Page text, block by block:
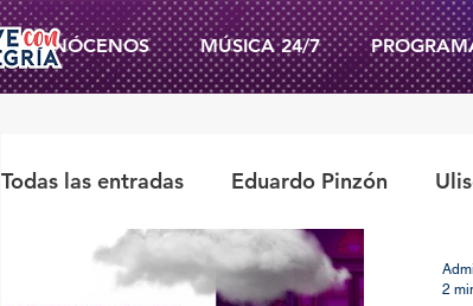
CONÓCENOS MÚSICA 24/7
Todas las entradas Eduardo Pinzón
Miguel Ángel Ortegan Psic. Enrique 2